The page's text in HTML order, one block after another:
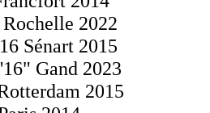
2022
Sénart 2015
Gand 2023
2015